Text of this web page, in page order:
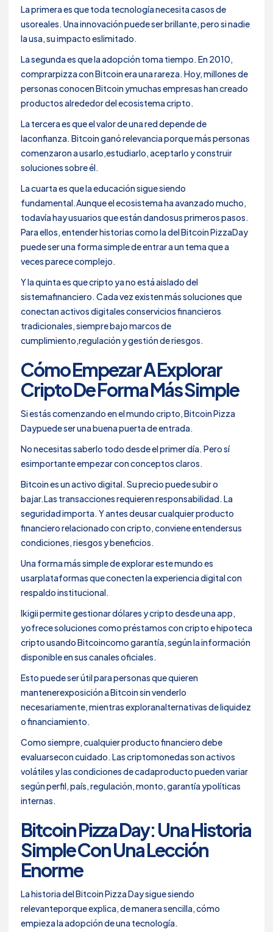
La primera es que toda tecnología necesita casos de
usoreales. Una innovación puede ser brillante, pero si nadie
la usa, su impacto eslimitado.
La segunda es que la adopción toma tiempo. En 2010,
comprarpizza con Bitcoin era una rareza. Hoy, millones de
personas conocen Bitcoin ymuchas empresas han creado
productos alrededor del ecosistema cripto.
La tercera es que el valor de una red depende de
laconfianza. Bitcoin ganó relevancia porque más personas
comenzaron a usarlo,estudiarlo, aceptarlo y construir
soluciones sobre él.
La cuarta es que la educación sigue siendo
fundamental.Aunque el ecosistema ha avanzado mucho,
todavía hay usuarios que están dandosus primeros pasos.
Para ellos, entender historias como la del Bitcoin PizzaDay
puede ser una forma simple de entrar a un tema que a
veces parece complejo.
Y la quinta es que cripto ya no está aislado del
sistemafinanciero. Cada vez existen más soluciones que
conectan activos digitales conservicios financieros
tradicionales, siempre bajo marcos de
cumplimiento,regulación y gestión de riesgos.
Cómo Empezar A Explorar
Cripto De Forma Más Simple
Si estás comenzando en el mundo cripto, Bitcoin Pizza
Daypuede ser una buena puerta de entrada.
No necesitas saberlo todo desde el primer día. Pero sí
esimportante empezar con conceptos claros.
Bitcoin es un activo digital. Su precio puede subir o
bajar.Las transacciones requieren responsabilidad. La
seguridad importa. Y antes deusar cualquier producto
financiero relacionado con cripto, conviene entendersus
condiciones, riesgos y beneficios.
Una forma más simple de explorar este mundo es
usarplataformas que conecten la experiencia digital con
respaldo institucional.
Ikigii permite gestionar dólares y cripto desde una app,
yofrece soluciones como préstamos con cripto e hipoteca
cripto usando Bitcoincomo garantía, según la información
disponible en sus canales oficiales.
Esto puede ser útil para personas que quieren
mantenerexposición a Bitcoin sin venderlo
necesariamente, mientras exploranalternativas de liquidez
o financiamiento.
Como siempre, cualquier producto financiero debe
evaluarsecon cuidado. Las criptomonedas son activos
volátiles y las condiciones de cadaproducto pueden variar
según perfil, país, regulación, monto, garantía ypolíticas
internas.
Bitcoin Pizza Day: Una Historia
Simple Con Una Lección
Enorme
La historia del Bitcoin Pizza Day sigue siendo
relevanteporque explica, de manera sencilla, cómo
empieza la adopción de una tecnología.